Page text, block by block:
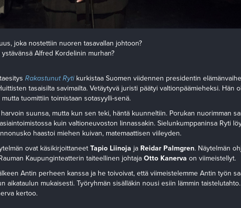
joka nostettiin nuoren tasavallan johtoon?
Alfred Kordelinin murhan?
Rakastunut Rytikurkistaa Suomen viidennen presidentin
tasaisilta savimailta. Vetäytyvä juristi päätyi valtionpäämieheksi. Hän
tuomittiin toimistaan sotasyylli-senä.
suunsa, mutta kun sen teki, häntä kuunneltiin. Porukan nuorimman
kuin valtioneuvoston linnassakin. Sielunkumppaninsa Ryti
haastoi miehen kuivan, matemaattisen viileyden.
ovat käsikirjoittaneet Tapio Liinoja ja Reidar Palmgren. Näytelmän
Kaupunginteatterin taiteellinen johtaja Otto Kanerva on viimeistellyt.
Antin perheen kanssa ja he toivoivat, että viimeistelemme Antin työn
aikataulun mukaisesti. Työryhmän sisälläkin nousi esiin lämmin
kertoo.